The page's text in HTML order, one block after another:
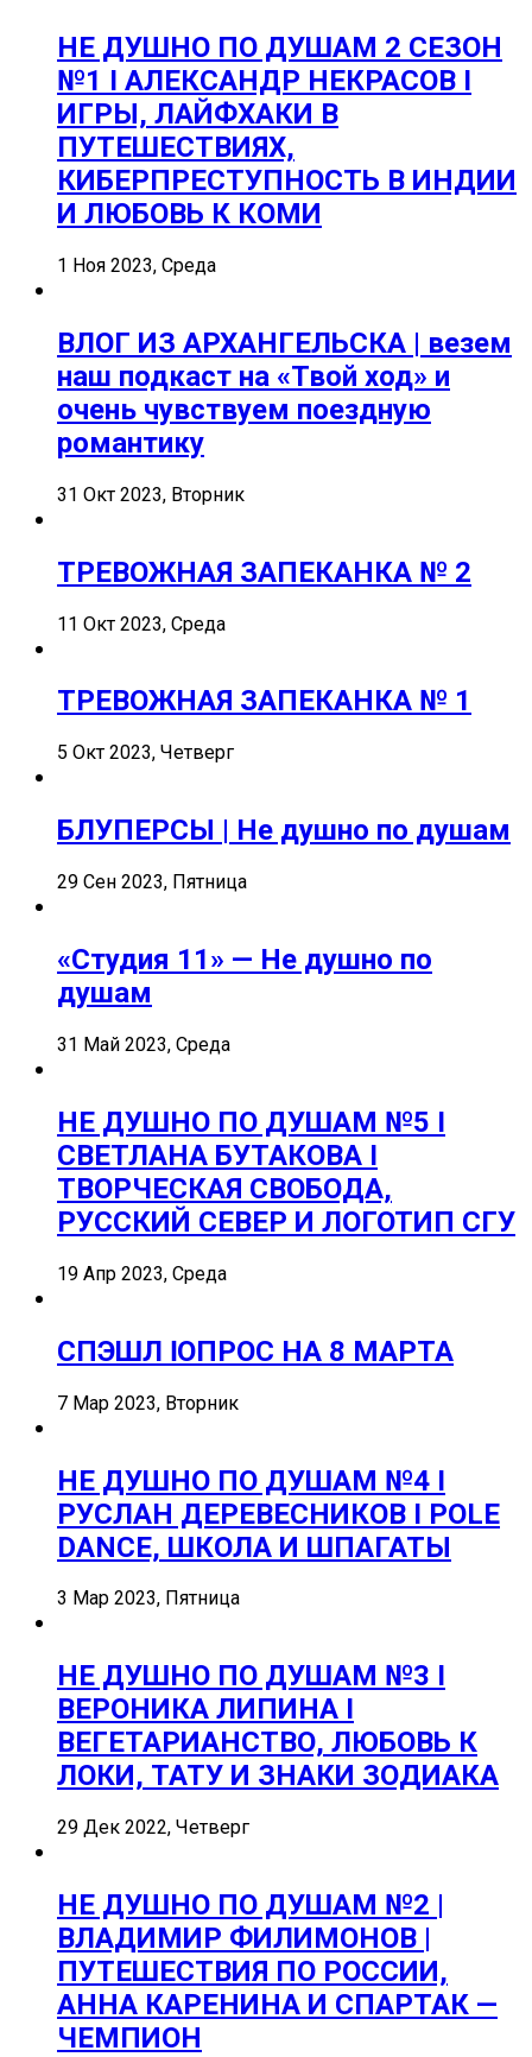
НЕ ДУШНО ПО ДУШАМ 2 СЕЗОН
№1 I АЛЕКСАНДР НЕКРАСОВ I
ИГРЫ, ЛАЙФХАКИ В
ПУТЕШЕСТВИЯХ,
КИБЕРПРЕСТУПНОСТЬ В ИНДИИ
И ЛЮБОВЬ К КОМИ
1 Ноя 2023, Среда
ВЛОГ ИЗ АРХАНГЕЛЬСКА | везем
наш подкаст на «Твой ход» и
очень чувствуем поездную
романтику
31 Окт 2023, Вторник
ТРЕВОЖНАЯ ЗАПЕКАНКА № 2
11 Окт 2023, Среда
ТРЕВОЖНАЯ ЗАПЕКАНКА № 1
5 Окт 2023, Четверг
БЛУПЕРСЫ | Не душно по душам
29 Сен 2023, Пятница
«Студия 11» — Не душно по
душам
31 Май 2023, Среда
НЕ ДУШНО ПО ДУШАМ №5 I
СВЕТЛАНА БУТАКОВА I
ТВОРЧЕСКАЯ СВОБОДА,
РУССКИЙ СЕВЕР И ЛОГОТИП СГУ
19 Апр 2023, Среда
СПЭШЛ ӏ ОПРОС НА 8 МАРТА
7 Мар 2023, Вторник
НЕ ДУШНО ПО ДУШАМ №4 I
РУСЛАН ДЕРЕВЕСНИКОВ I POLE
DANCE, ШКОЛА И ШПАГАТЫ
3 Мар 2023, Пятница
НЕ ДУШНО ПО ДУШАМ №3 I
ВЕРОНИКА ЛИПИНА I
ВЕГЕТАРИАНСТВО, ЛЮБОВЬ К
ЛОКИ, ТАТУ И ЗНАКИ ЗОДИАКА
29 Дек 2022, Четверг
НЕ ДУШНО ПО ДУШАМ №2 |
ВЛАДИМИР ФИЛИМОНОВ |
ПУТЕШЕСТВИЯ ПО РОССИИ,
АННА КАРЕНИНА И СПАРТАК —
ЧЕМПИОН